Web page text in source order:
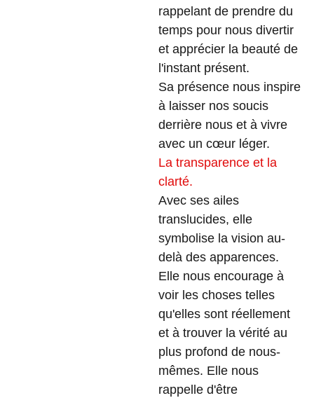
rappelant de prendre du
temps pour nous divertir
et apprécier la beauté de
l'instant présent.
Sa présence nous inspire
à laisser nos soucis
derrière nous et à vivre
avec un cœur léger.
La transparence et la
clarté.
Avec ses ailes
translucides, elle
symbolise la vision au-
delà des apparences.
Elle nous encourage à
voir les choses telles
qu'elles sont réellement
et à trouver la vérité au
plus profond de nous-
mêmes. Elle nous
rappelle d'être